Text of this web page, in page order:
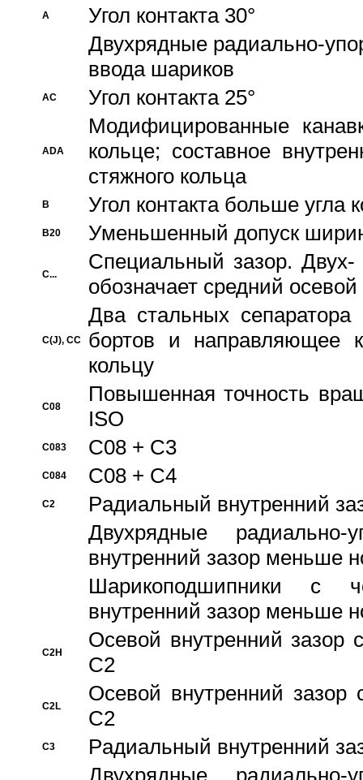
A
Угол контакта 30°
Двухрядные радиально-
ввода шариков
AC Угол контакта 25°
ADA
Модифицированные
кольце; составное
стяжного кольца
B Угол контакта больше угла
B20 Уменьшенный допуск
C...
Специальный зазор.
обозначает средний
C(J), CC
Два стальных сепаратора
бортов и направляющее
кольцу
C08
Повышенная точность
ISO
C083 C08 + C3
C084 C08 + C4
C2
Pадиальный внутренний
Двухрядные радиально-
внутренний зазор меньше
Шарикоподшипники с
внутренний зазор меньше
C2H
Осевой внутренний зазор
C2
C2L
Осевой внутренний зазор
C2
C3
Pадиальный внутренний
Двухрядные